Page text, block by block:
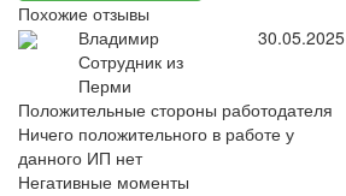
Похожие отзывы
Владимир
Сотрудник из
Перми
30.05.2025
Положительные стороны работодателя
Ничего положительного в работе у
данного ИП нет
Негативные моменты